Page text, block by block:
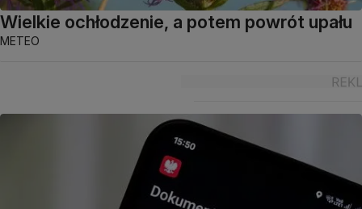
Wielkie ochłodzenie, a potem powrót upału
METEO